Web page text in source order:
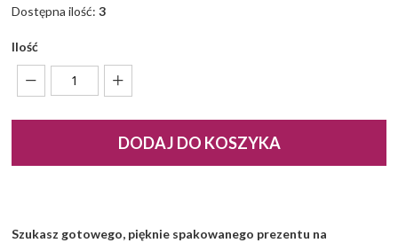
Dostępna ilość:3
Ilość
DODAJ DO KOSZYKA
Szukasz gotowego, pięknie spakowanego prezentu na